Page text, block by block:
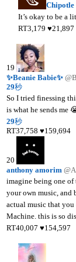
Chipotle
It’s okay to be a
RT3,179♥21,897
19
✨Beanie Babie✨
29秒
So I tried finessing
is what he sends me
29秒
RT37,758♥159,694
20
anthony amorim
imagine being one
your own music, and
actual music that
Machine. this is so
RT40,007♥154,597